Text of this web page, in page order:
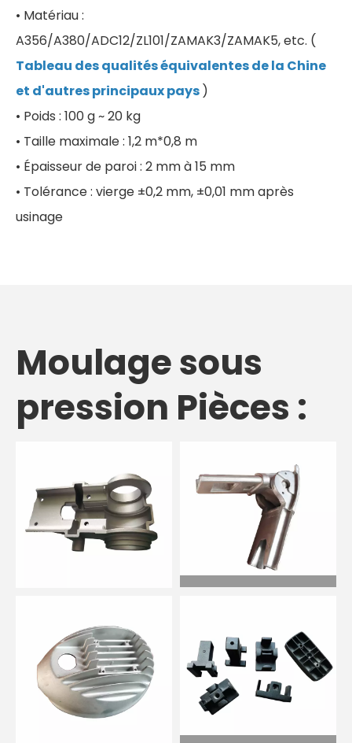
• Matériau :
A356/A380/ADC12/ZL101/ZAMAK3/ZAMAK5, etc. (
Tableau des qualités équivalentes de la Chine
et d'autres principaux pays )
• Poids : 100 g ~ 20 kg
• Taille maximale : 1,2 m*0,8 m
• Épaisseur de paroi : 2 mm à 15 mm
• Tolérance : vierge ±0,2 mm, ±0,01 mm après
usinage
Moulage sous
pression Pièces :
Pièce structurelle
en aluminium
Moulage sous
pression
connexion en
aluminium
Moulage sous
pression